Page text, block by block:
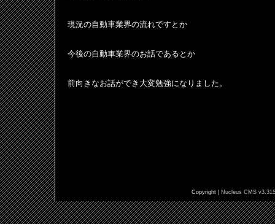
現況の自動車業界の流れですとか
今後の自動車業界のお話であるとか
前向きなお話ができ大変勉強になりました。
Copyright | Nucleus CMS